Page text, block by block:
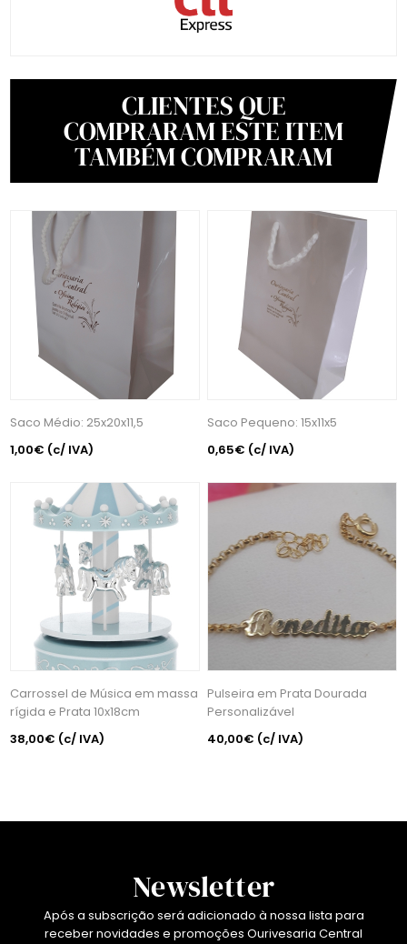
CLIENTES QUE
COMPRARAM ESTE ITEM
TAMBÉM COMPRARAM
Saco Médio: 25x20x11,5
1,00€ (c/ IVA)
Saco Pequeno: 15x11x5
0,65€ (c/ IVA)
Carrossel de Música em massa
rígida e Prata 10x18cm
38,00€ (c/ IVA)
Pulseira em Prata Dourada
Personalizável
40,00€ (c/ IVA)
Newsletter
Após a subscrição será adicionado à nossa lista para
receber novidades e promoções Ourivesaria Central